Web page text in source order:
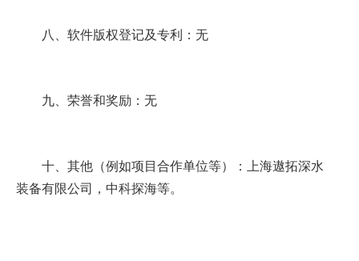
八、软件版权登记及专利：无
九、荣誉和奖励：无
十、其他（例如项目合作单位等）：上海遨拓深水
装备有限公司，中科探海等。